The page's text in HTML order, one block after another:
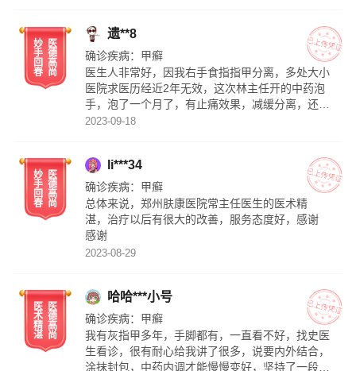
妙
手
回
春
医
德
高
尚
遗**8
确诊疾病： 甲癣
医生人非常好，因我右手食指指甲分离，多处大小
医院求医历经近2年无效，这次林主任开的中药泡
手，泡了一个月了，有止痛效果，减缓分离，还需
再次复诊，希望能够痊愈
2023-09-18
妙
手
回
春
医
德
高
尚
li***34
确诊疾病： 甲癣
总体来说，郑州肤康医院常主任医生的医术精
湛，治疗以后有很大的改善，服务态度好，感谢
感谢
2023-08-29
医
术
精
湛
医
德
高
尚
哈哈***小号
确诊疾病： 甲癣
我有灰指甲多年，手脚都有，一直看不好，找史医
生看诊，很有耐心给我讲了很多，说要内外结合，
涂抹封包，中药内调才能慢慢变好，坚持了一段时